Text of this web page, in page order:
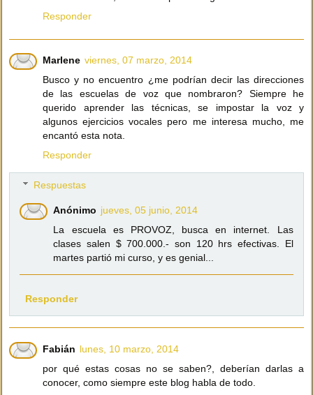
Responder
Marlene viernes, 07 marzo, 2014
Busco y no encuentro ¿me podrían decir las direcciones
de las escuelas de voz que nombraron? Siempre he
querido aprender las técnicas, se impostar la voz y
algunos ejercicios vocales pero me interesa mucho, me
encantó esta nota.
Responder
Respuestas
Anónimo jueves, 05 junio, 2014
La escuela es PROVOZ, busca en internet. Las
clases salen $ 700.000.- son 120 hrs efectivas. El
martes partió mi curso, y es genial...
Responder
Fabián lunes, 10 marzo, 2014
por qué estas cosas no se saben?, deberían darlas a
conocer, como siempre este blog habla de todo.